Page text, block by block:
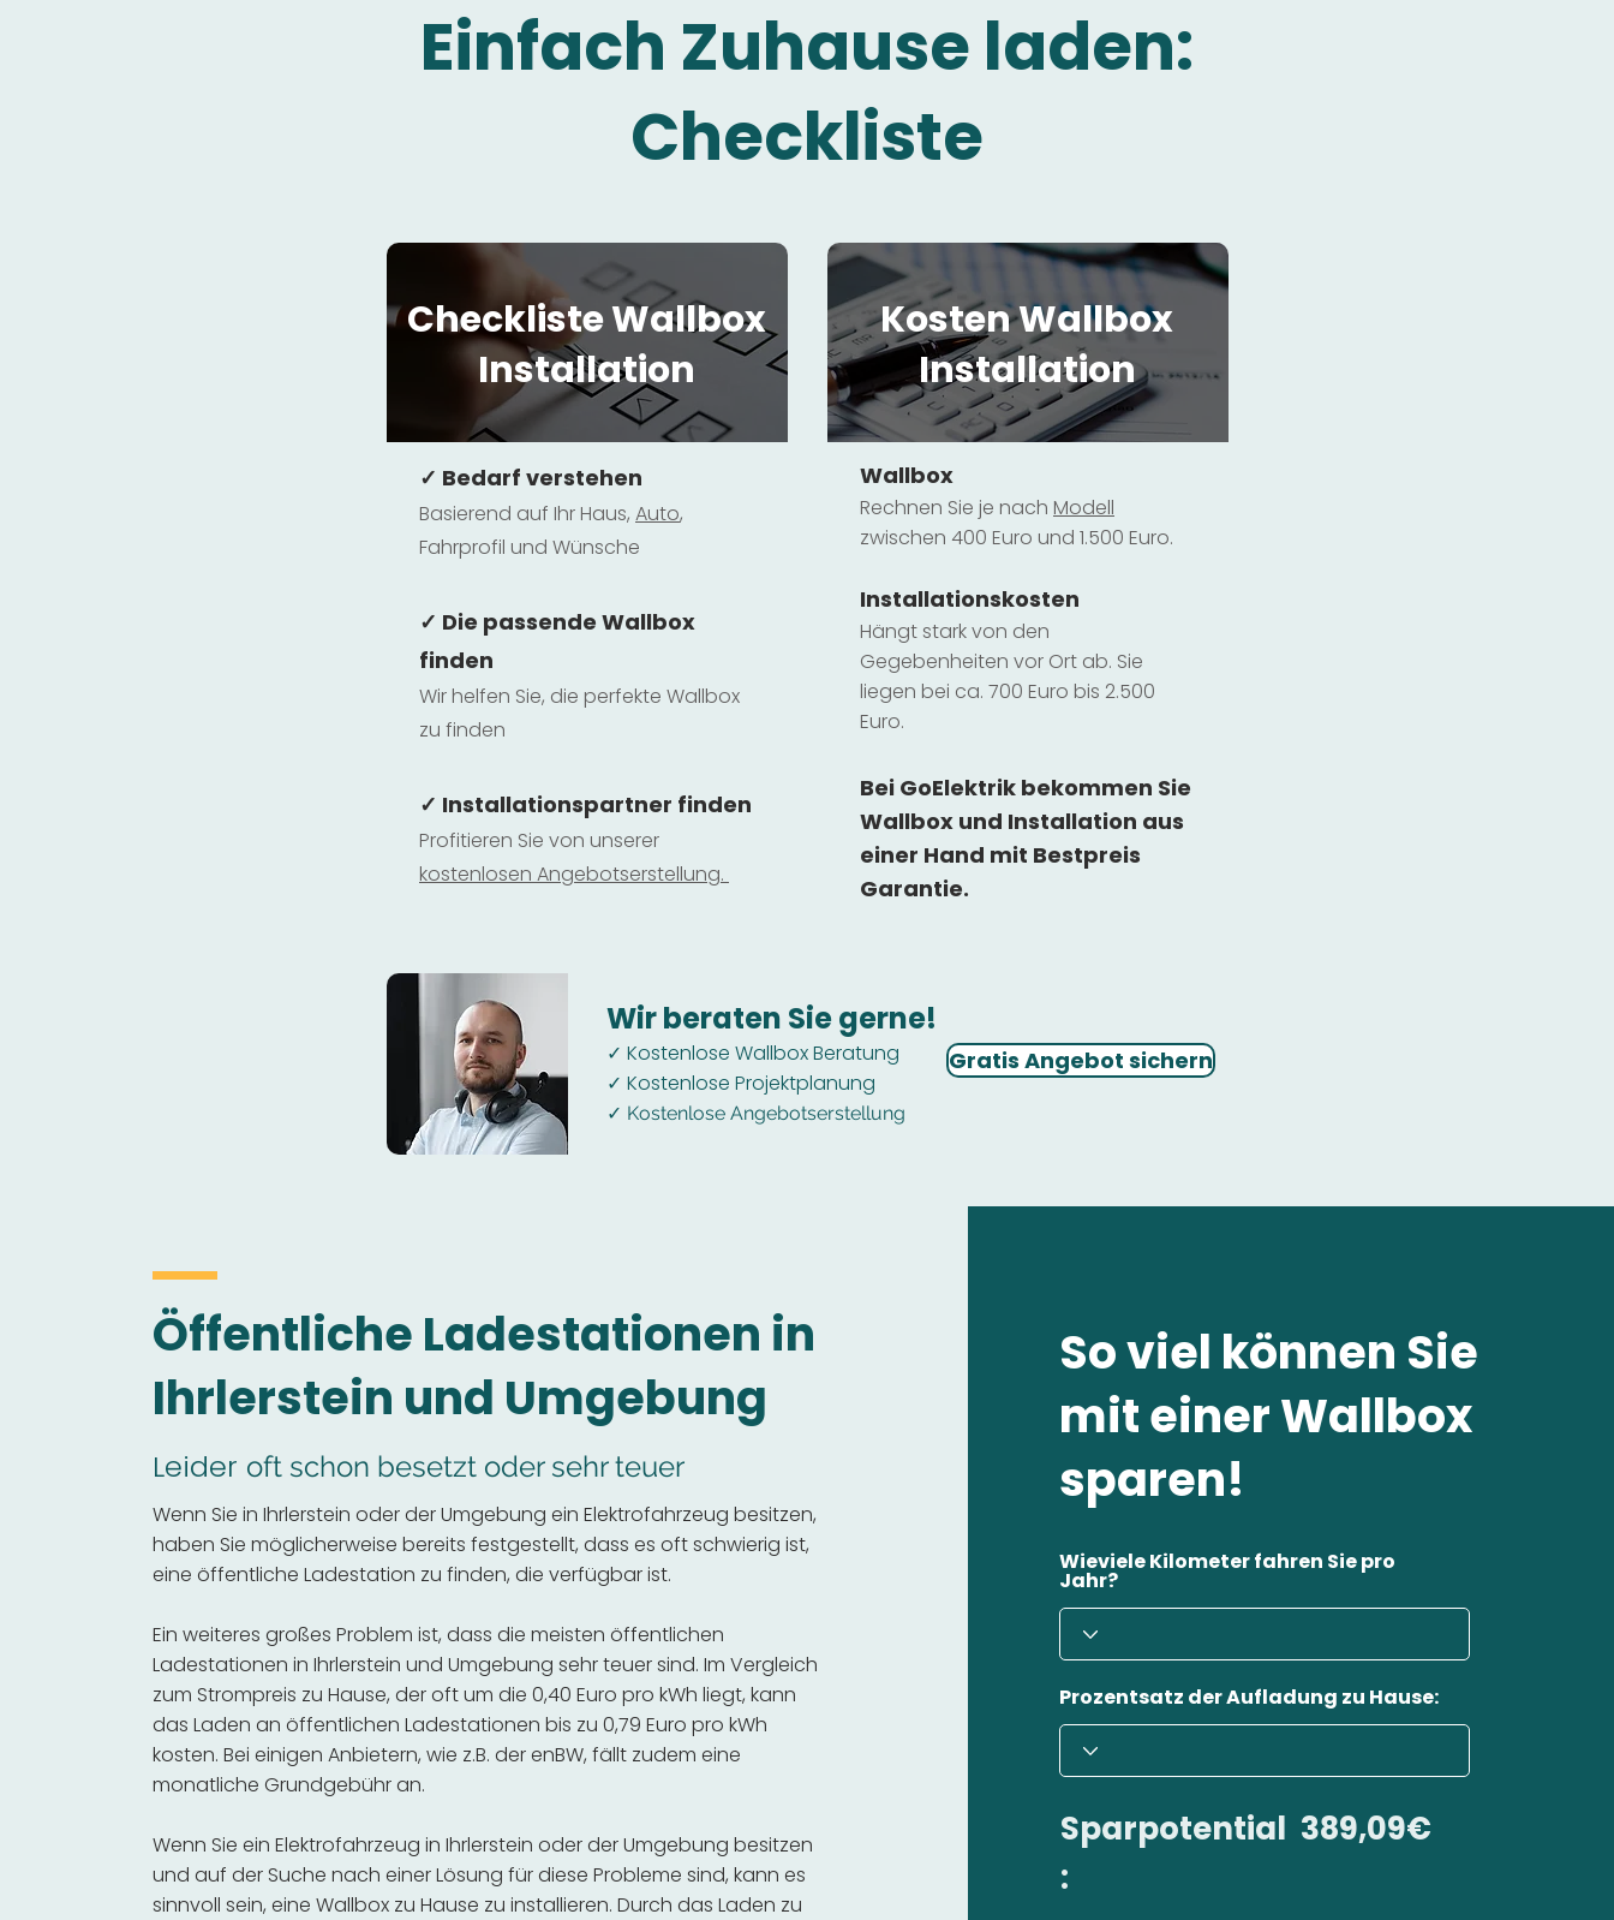
Einfach Zuhause laden:
Checkliste
Checkliste Wallbox
Installation
✓ Bedarf verstehen
Basierend auf Ihr Haus, Auto,
Fahrprofil und Wünsche
✓ Die passende Wallbox
finden
Wir helfen Sie, die perfekte Wallbox
zu finden
✓ Installationspartner finden
Profitieren Sie von unserer
kostenlosen Angebotserstellung.
Kosten Wallbox
Installation
Wallbox
Rechnen Sie je nach Modell
zwischen 400 Euro und 1.500 Euro.
Installationskosten
Hängt stark von den
Gegebenheiten vor Ort ab. Sie
liegen bei ca. 700 Euro bis 2.500
Euro.
Bei GoElektrik bekommen Sie
Wallbox und Installation aus
einer Hand mit Bestpreis
Garantie.
Wir beraten Sie gerne!
✓ Kostenlose Wallbox Beratung
✓ Kostenlose Projektplanung
✓ Kostenlose Angebotserstellung
Gratis Angebot sichern
Öffentliche Ladestationen in
Ihrlerstein und Umgebung
Leider oft schon besetzt oder sehr teuer
Wenn Sie in Ihrlerstein oder der Umgebung ein Elektrofahrzeug besitzen,
haben Sie möglicherweise bereits festgestellt, dass es oft schwierig ist,
eine öffentliche Ladestation zu finden, die verfügbar ist.
Ein weiteres großes Problem ist, dass die meisten öffentlichen
Ladestationen in Ihrlerstein und Umgebung sehr teuer sind. Im Vergleich
zum Strompreis zu Hause, der oft um die 0,40 Euro pro kWh liegt, kann
das Laden an öffentlichen Ladestationen bis zu 0,79 Euro pro kWh
kosten. Bei einigen Anbietern, wie z.B. der enBW, fällt zudem eine
monatliche Grundgebühr an.
Wenn Sie ein Elektrofahrzeug in Ihrlerstein oder der Umgebung besitzen
und auf der Suche nach einer Lösung für diese Probleme sind, kann es
sinnvoll sein, eine Wallbox zu Hause zu installieren. Durch das Laden zu
So viel können Sie
mit einer Wallbox
sparen!
Wieviele Kilometer fahren Sie pro
Jahr?
Prozentsatz der Aufladung zu Hause:
Sparpotential
:
389,09€